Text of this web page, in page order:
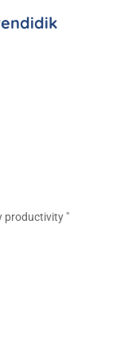
productivity